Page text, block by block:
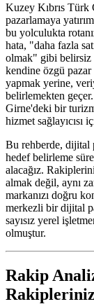
Kuzey Kıbrıs
pazarlamaya
bu yolculukta
hata, "daha fazla
olmak" gibi belirsiz
kendine özgü pazar
yapmak yerine,
belirlemekten geçer.
Girne'deki bir
hizmet sağlayıcısı
Bu rehberde, dijital
hedef belirleme
alacağız.
almak değil, aynı
markanızı doğru
merkezli bir dijital
sayısız yerel
olmuştur.
Rakip
Rakipleriniz